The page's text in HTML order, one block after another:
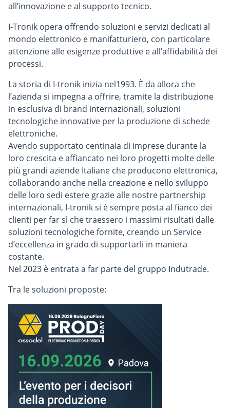
all’innovazione e al supporto tecnico.
I-Tronik opera offrendo soluzioni e servizi dedicati al
mondo elettronico e manifatturiero, con particolare
attenzione alle esigenze produttive e all’affidabilità dei
processi.
La storia di I-tronik inizia nel1993. È da allora che
l’azienda si impegna a offrire, tramite la distribuzione
in esclusiva di brand internazionali, soluzioni
tecnologiche innovative per la produzione di schede
elettroniche.
Avendo supportato centinaia di imprese durante la
loro crescita e affiancato nei loro progetti molte delle
più grandi aziende Italiane che producono elettronica,
collaborando anche nella creazione e nello sviluppo
delle loro sedi estere grazie alle nostre partnership
internazionali, I-tronik si è sempre posta al fianco dei
clienti per far sì che traessero i massimi risultati dalle
soluzioni tecnologiche fornite, creando un Service
d’eccellenza in grado di supportarli in maniera
costante.
Nel 2023 è entrata a far parte del gruppo Indutrade.
Tra le soluzioni proposte: